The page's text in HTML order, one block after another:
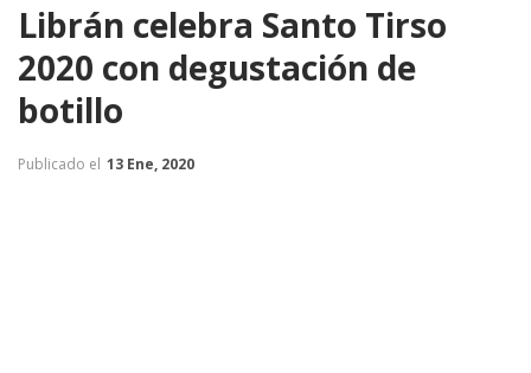
Librán celebra Santo Tirso
2020 con degustación de
botillo
Publicado el 13 Ene, 2020